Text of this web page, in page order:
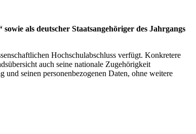
als deutscher Staatsangehöriger des Jahrgangs
Hochschulabschluss verfügt. Konkretere
auch seine nationale Zugehörigkeit
seinen personenbezogenen Daten, ohne weitere